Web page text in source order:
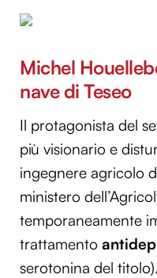
Michel
nave di Teseo
Il protagonista del
più visionario e
ingegnere agricolo
ministero
temporaneamente
trattamento
serotonina del